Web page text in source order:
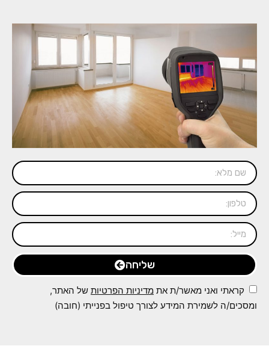
שליחה
קראתי ואני מאשר/ת את מדיניות הפרטיות של האתר,
ומסכים/ה לשמירת המידע לצורך טיפול בפנייתי (חובה)